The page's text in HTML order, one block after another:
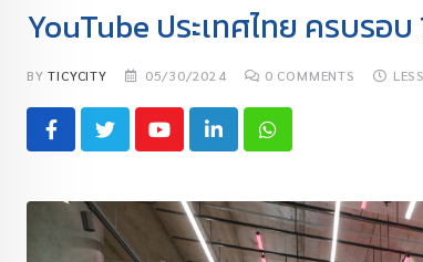
YouTube ประเทศไทย ครบรอ
BYTICYCITY 05/30/2024 0 COMMENTS